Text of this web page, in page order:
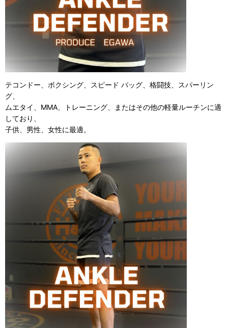
テコンドー、ボクシング、スピード バッグ、格闘技、スパーリン
グ、
ムエタイ、MMA、トレーニング、またはその他の軽量ルーチンに適
しており、
子供、男性、女性に最適。